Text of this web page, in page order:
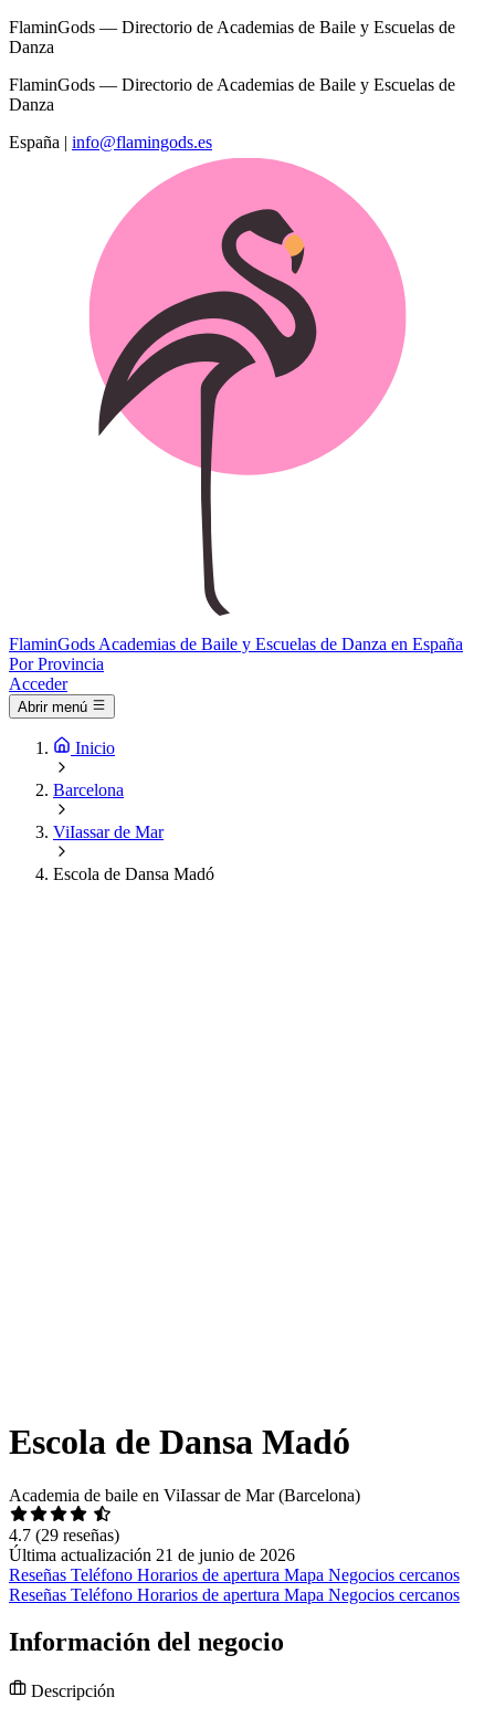
FlaminGods — Directorio de Academias de Baile y Escuelas de
Danza
FlaminGods — Directorio de Academias de Baile y Escuelas de
Danza
España | info@flamingods.es
FlaminGods Academias de Baile y Escuelas de Danza en España
Por Provincia
Acceder
Abrir menú
Inicio
Barcelona
ViIassar de Mar
Escola de Dansa Madó
Escola de Dansa Madó
Academia de baile en ViIassar de Mar (Barcelona)
4.7 (29 reseñas)
Última actualización 21 de junio de 2026
Reseñas Teléfono Horarios de apertura Mapa Negocios cercanos
Reseñas Teléfono Horarios de apertura Mapa Negocios cercanos
Información del negocio
Descripción